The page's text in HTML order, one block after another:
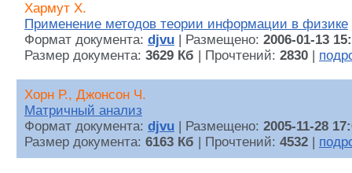
Хармут Х.
Применение методов теории информации в физике
Формат документа: djvu | Размещено: 2006-01-13
Размер документа: 3629 Кб | Прочтений: 2830
Хорн Р., Джонсон Ч.
Матричный анализ
Формат документа: djvu | Размещено: 2005-11-28
Размер документа: 6163 Кб | Прочтений: 4532